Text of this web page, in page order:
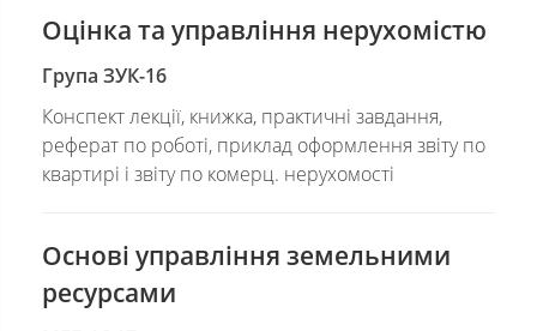
Оцінка та управління нерухомістю
Група ЗУК-16
Конспект лекції, книжка, практичні завдання,
реферат по роботі, приклад оформлення звіту по
квартирі і звіту по комерц. нерухомості
Основі управління земельними
ресурсами